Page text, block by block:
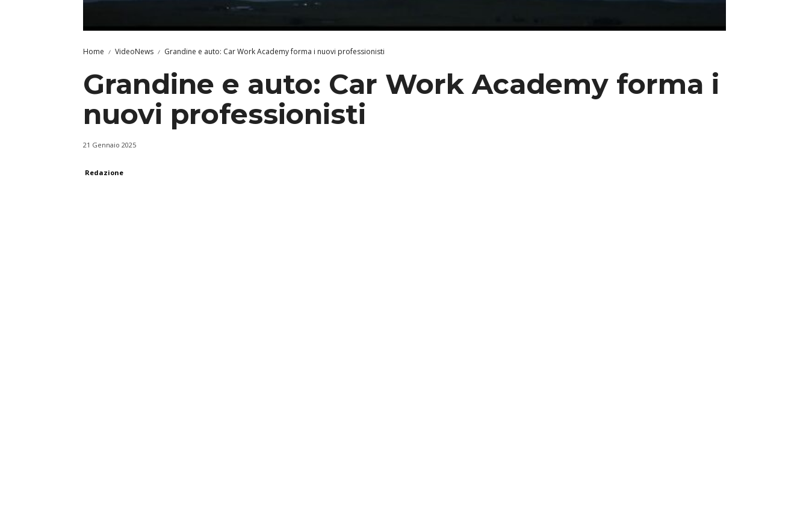
Home VideoNews Grandine e auto: Car Work Academy forma i nuovi professionisti
Grandine e auto: Car Work Academy forma i
nuovi professionisti
21 Gennaio 2025
Redazione